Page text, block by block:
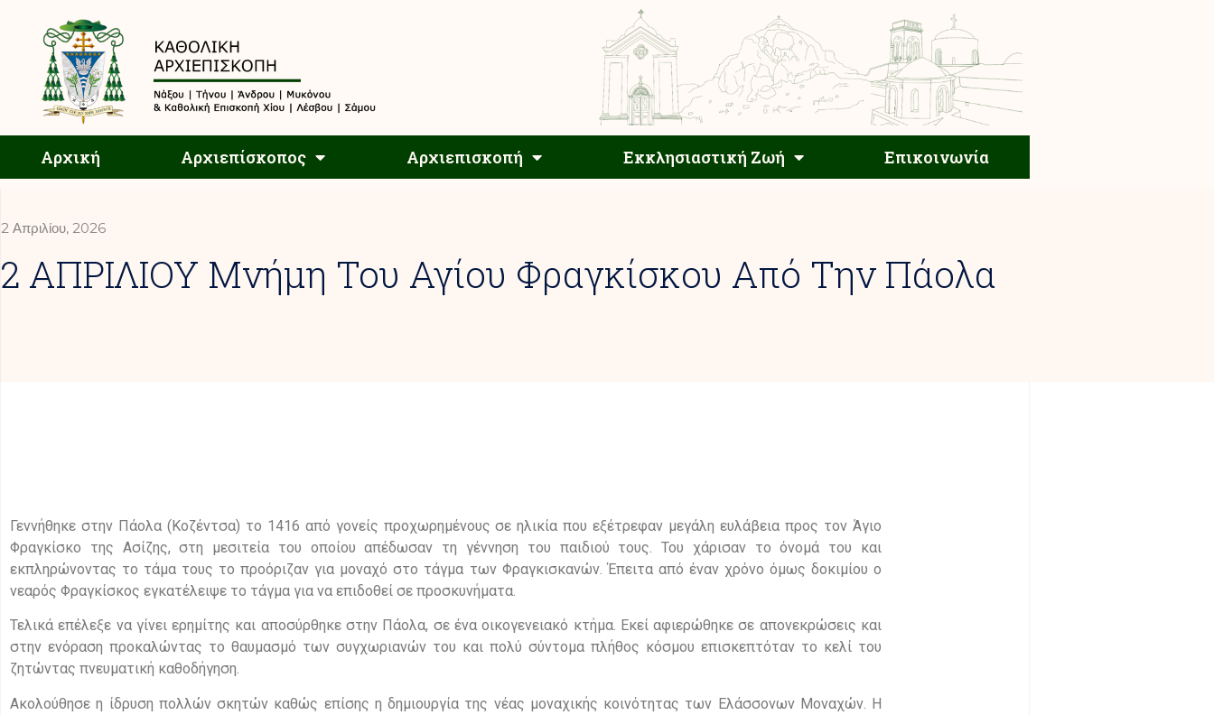
Αρχική Αρχιεπίσκοπος Αρχιεπισκοπή Εκκλησιαστική Ζωή Επικοινωνία
Αρχιεπισκοπή Εκκλησιαστική Ζωή Επικοινωνία
2 Απριλίου, 2026
2 ΑΠΡΙΛΙΟΥ Μνήμη Του Αγίου Φραγκίσκου Από Την Πάολα
Γεννήθηκε στην Πάολα (Κοζέντσα) το 1416 από γονείς προχωρημένους σε ηλικία που εξέτρεφαν μεγάλη ευλάβεια προς τον Άγιο
Φραγκίσκο της Ασίζης, στη μεσιτεία του οποίου απέδωσαν τη γέννηση του παιδιού τους. Του χάρισαν το όνομά του και
εκπληρώνοντας το τάμα τους το προόριζαν για μοναχό στο τάγμα των Φραγκισκανών. Έπειτα από έναν χρόνο όμως δοκιμίου ο
νεαρός Φραγκίσκος εγκατέλειψε το τάγμα για να επιδοθεί σε προσκυνήματα.
Τελικά επέλεξε να γίνει ερημίτης και αποσύρθηκε στην Πάολα, σε ένα οικογενειακό κτήμα. Εκεί αφιερώθηκε σε απονεκρώσεις και
στην ενόραση προκαλώντας το θαυμασμό των συγχωριανών του και πολύ σύντομα πλήθος κόσμου επισκεπτόταν το κελί του
ζητώντας πνευματική καθοδήγηση.
Ακολούθησε η ίδρυση πολλών σκητών καθώς επίσης η δημιουργία της νέας μοναχικής κοινότητας των Ελάσσονων Μοναχών. Η